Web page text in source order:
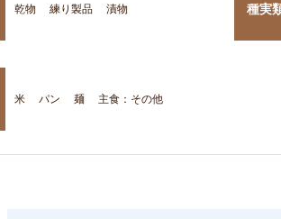
乾物 練り製品 漬物 種実
米 パン 麺 主食：その他